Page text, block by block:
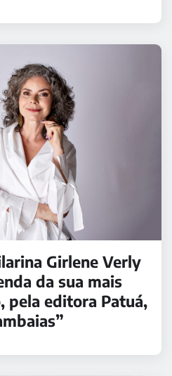
Girlene Verly
da sua mais
pela editora Patuá,